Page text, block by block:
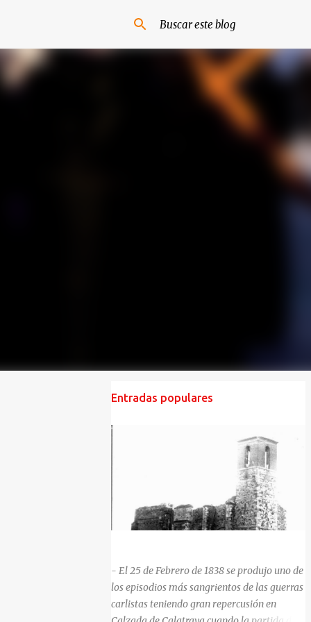
Entradas populares
- El 25 de Febrero de 1838 se produjo uno de
los episodios más sangrientos de las guerras
carlistas teniendo gran repercusión en